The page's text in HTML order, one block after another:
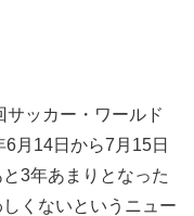
サッカー・ワールド
月14日から7月15日
3年あまりとなった
くないというニュー